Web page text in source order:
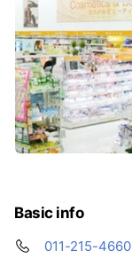
Basic info
011-215-4660